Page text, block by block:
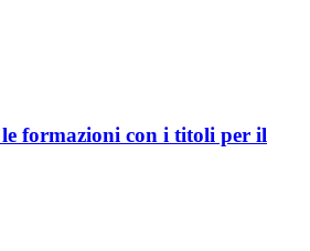
formazioni con i titoli per il